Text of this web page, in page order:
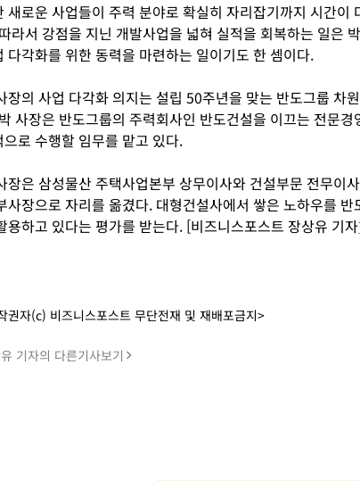
새로운 사업들이 주력 분야로 확실히 자리잡기까지 시간이
라서 강점을 지닌 개발사업을 넓혀 실적을 회복하는 일은
다각화를 위한 동력을 마련하는 일이기도 한 셈이다.
장의 사업 다각화 의지는 설립 50주년을 맞는 반도그룹 차
사장은 반도그룹의 주력회사인 반도건설을 이끄는 전문
으로 수행할 임무를 맡고 있다.
장은 삼성물산 주택사업본부 상무이사와 건설부문 전무이
사장으로 자리를 옮겼다. 대형건설사에서 쌓은 노하우를
용하고 있다는 평가를 받는다. [비즈니스포스트 장상유 기
권자(c) 비즈니스포스트 무단전재 및 재배포금지>
기자의 다른기사보기